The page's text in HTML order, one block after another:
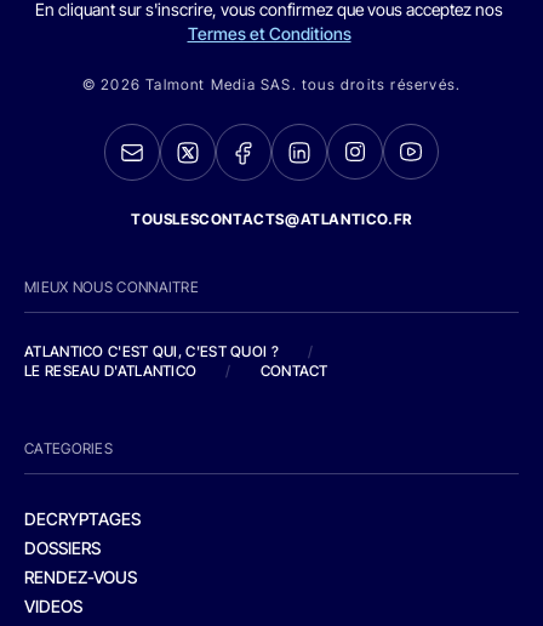
En cliquant sur s'inscrire, vous confirmez que vous acceptez nos
Termes et Conditions
© 2026 Talmont Media SAS. tous droits réservés.
TOUSLESCONTACTS@ATLANTICO.FR
MIEUX NOUS CONNAITRE
ATLANTICO C'EST QUI, C'EST QUOI ?
/
LE RESEAU D'ATLANTICO
/ CONTACT
CATEGORIES
DECRYPTAGES
DOSSIERS
RENDEZ-VOUS
VIDEOS